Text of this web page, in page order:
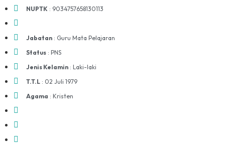
NUPTK : 9034757658130113
Jabatan : Guru Mata Pelajaran
Status : PNS
Jenis Kelamin : Laki-laki
T.T.L : 02 Juli 1979
Agama : Kristen